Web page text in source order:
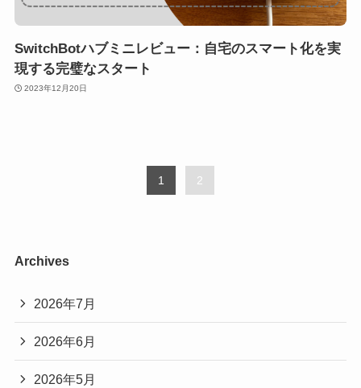
SwitchBotハブミニレビュー：自宅のスマート化を実
現する完璧なスタート
2023年12月20日
1 2
Archives
2026年7月
2026年6月
2026年5月